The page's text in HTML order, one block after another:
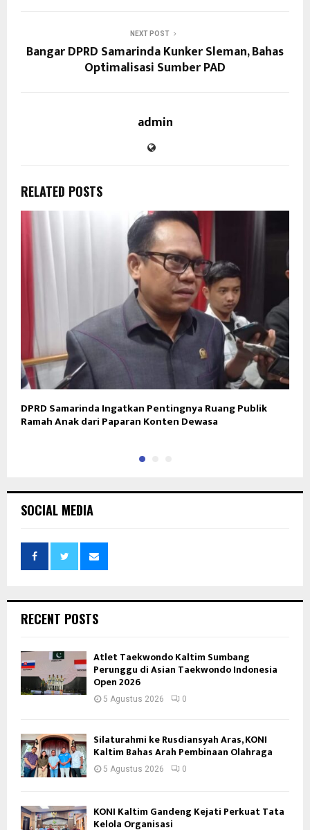
NEXT POST
Bangar DPRD Samarinda Kunker Sleman, Bahas
Optimalisasi Sumber PAD
admin
RELATED POSTS
DPRD Samarinda Ingatkan Pentingnya Ruang Publik
Ramah Anak dari Paparan Konten Dewasa
SOCIAL MEDIA
RECENT POSTS
Atlet Taekwondo Kaltim Sumbang
Perunggu di Asian Taekwondo Indonesia
Open 2026
5 Agustus 2026 0
Silaturahmi ke Rusdiansyah Aras, KONI
Kaltim Bahas Arah Pembinaan Olahraga
5 Agustus 2026 0
KONI Kaltim Gandeng Kejati Perkuat Tata
Kelola Organisasi